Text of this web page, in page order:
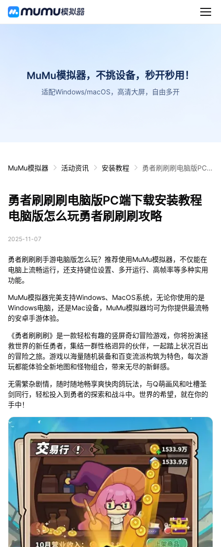
MuMu模拟器，不挑设备，秒开秒用！
适配Windows/macOS，高清大屏，自由多开
MuMu模拟器 活动资讯 安装教程
勇者刷刷刷电脑版PC
勇者刷刷刷电脑版PC端下载安装教程
电脑版怎么玩勇者刷刷刷攻略
2025-11-07
勇者刷刷刷手游电脑版怎么玩？推荐使用MuMu模拟器，不仅能在
电脑上流畅运行，还支持键位设置、多开运行、高帧率等多种实用
功能。
MuMu模拟器完美支持Windows、MacOS系统，无论你使用的是
Windows电脑，还是Mac设备，MuMu模拟器均可为你提供最流畅
的安卓手游体验。
《勇者刷刷刷》是一款轻松有趣的竖屏奇幻冒险游戏，你将扮演拯
救世界的新任勇者，集结一群性格迥异的伙伴，一起踏上状况百出
的冒险之旅。游戏以海量随机装备和百变流派构筑为特色，每次游
玩都能体验全新地图和怪物组合，带来无尽的新鲜感。
无需繁杂剧情，随时随地畅享爽快肉鸽玩法，与Q萌画风和吐槽圣
剑同行，轻松投入到勇者的探索和战斗中。世界的希望，就在你的
手中！